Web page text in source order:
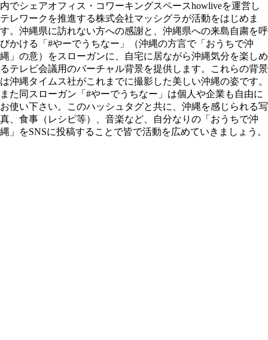
内でシェアオフィス・コワーキングスペースhowliveを運営し
テレワークを推進する株式会社マッシグラが活動をはじめま
す。沖縄県に訪れない方への感謝と、沖縄県への来島自粛を呼
びかける「#やーでうちなー」（沖縄の方言で「おうちで沖
縄」の意）をスローガンに、自宅に居ながら沖縄気分を楽しめ
るテレビ会議用のバーチャル背景を提供します。これらの背景
は沖縄タイムス社がこれまでに撮影した美しい沖縄の姿です。
また同スローガン「#やーでうちなー」は個人や企業も自由に
お使い下さい。このハッシュタグと共に、沖縄を感じられる写
真、食事（レシピ等）、音楽など、自分なりの「おうちで沖
縄」をSNSに投稿することで皆で活動を広めていきましょう。